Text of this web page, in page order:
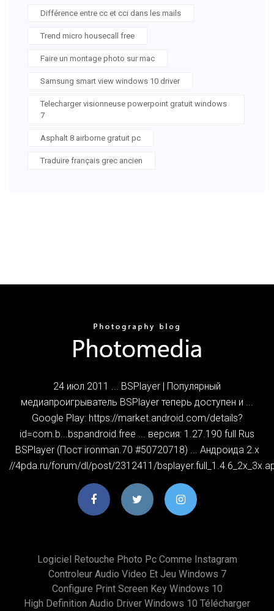
Différence entre cc et cci dans les mails
Trend micro housecall free
Faire un montage photo sur mac
Samsung smart view windows 10 driver
Telecharger visionneuse powerpoint gratuit windows
7
Asphalt 8 airborne gratuit pc
Traduire français grec ancien
24 июл 2011 ... BSPlayer | Популярный
медиапроигрыватель BSPlayer теперь доступен и ...
Google Play: https://market.android.com/details?
id=com.b...bspandroid.free ... версия: 1.27.190 full Rus
BSPlayer (Пост ironman.70 #50720718) ... Андроида 2.х
//4pda.ru/forum/dl/post/2312411/
Logiciel Retouche Photo Pc Comme Instagram
Controleur Audio Video Et Jeu Windows 7
Configure Print Screen Key Windows 10
High Definition Audio Driver Windows 10 Télécharger